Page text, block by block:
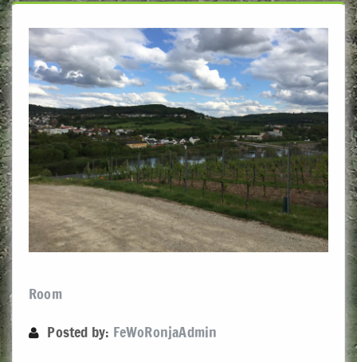
Room
Posted by: FeWoRonjaAdmin